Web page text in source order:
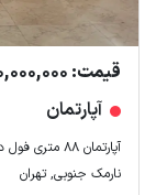
قیمت: 19,500,000,000 تومان
آپارتمان
آپارتمان ۸۸ متری فول در نارمک
نارمک جنوبی, تهران